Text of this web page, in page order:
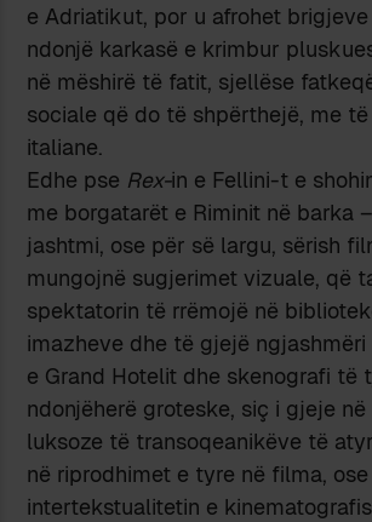
e Adriatikut, por u afrohet
ndonjë karkasë e krimbur
në mëshirë të fatit, sjellëse
sociale që do të shpërthejë, me
italiane.
Edhe pse Rex-in e Fellini-t e
me borgatarët e Riminit në barka
jashtmi, ose për së largu, sërish
mungojnë sugjerimet vizuale, që
spektatorin të rrëmojë në
imazheve dhe të gjejë
e Grand Hotelit dhe skenografi të
ndonjëherë groteske, siç i gjeje
luksoze të transoqeanikëve të
në riprodhimet e tyre në filma, ose
intertekstualitetin e